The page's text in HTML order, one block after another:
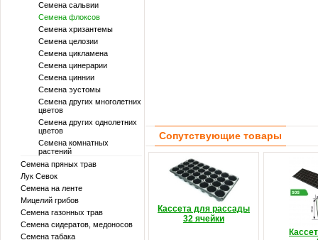
Семена сальвии
Семена флоксов
Семена хризантемы
Семена целозии
Семена цикламена
Семена цинерарии
Семена циннии
Семена эустомы
Семена других многолетних
цветов
Семена других однолетних
цветов
Семена комнатных
растений
Семена пряных трав
Лук Севок
Семена на ленте
Мицелий грибов
Семена газонных трав
Семена сидератов, медоносов
Семена табака
Сопутствующие товары
Кассета для рассады
32 ячейки